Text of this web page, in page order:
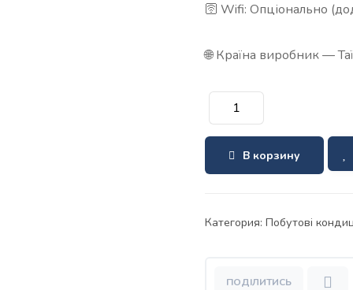
🛜 Wifi: Опціонально
🌐 Країна виробник —
В корзину
Категория:Побутові